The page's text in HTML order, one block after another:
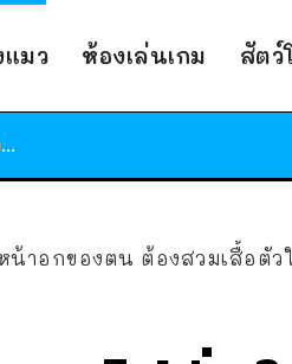
แมว ห้องเล่นเกม สัตว์
า 45 ปี ติดป้ายขอบคุณลูกค้าทุกคน แถมสูตรทำไวท์ซอสให้แบบจัดเต็ม
ได้เวลาเด็กหนวดรวมตัว RF Online Next เปิดให้เล่นแล้ว เกม Sci-Fi MMORPG ระดับตำนาน เล่นได้ทั้งมือถือและ PC
าอกของตน ต้องสวมเสื้อตัวใหญ่